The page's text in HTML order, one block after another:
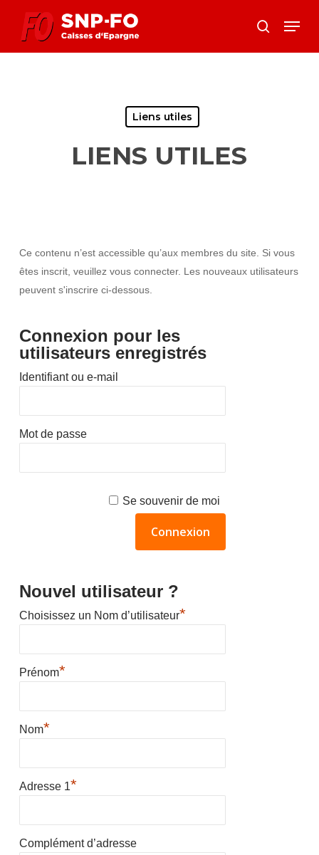
search
Menu
Liens utiles
LIENS UTILES
Ce contenu n’est accessible qu’aux membres du site. Si vous
êtes inscrit, veuillez vous connecter. Les nouveaux utilisateurs
peuvent s'inscrire ci-dessous.
Connexion pour les
utilisateurs enregistrés
Identifiant ou e-mail
Mot de passe
Se souvenir de moi
Nouvel utilisateur ?
Choisissez un Nom d’utilisateur*
Prénom*
Nom*
Adresse 1*
Complément d’adresse